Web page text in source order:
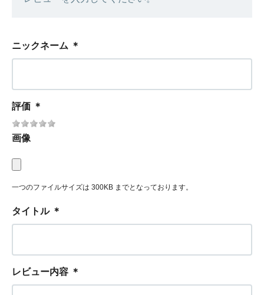
ニックネーム ＊
評価 ＊
画像
一つのファイルサイズは 300KB までとなっております。
タイトル ＊
レビュー内容 ＊